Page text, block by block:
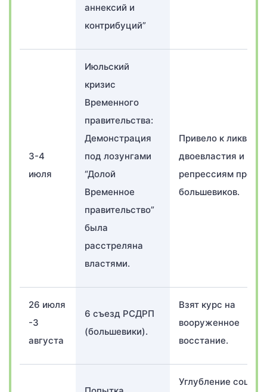
аннексий и
контрибуций”
3-4
июля
Июльский
кризис
Временного
правительства:
Демонстрация
под лозунгами
“Долой
Временное
правительство”
была
расстреляна
властями.
Привело к
двоевластия и
репрессиям против
большевиков.
26 июля
-3
августа
6 съезд РСДРП
(большевики).
Взят курс на
вооруженное
восстание.
Углубление